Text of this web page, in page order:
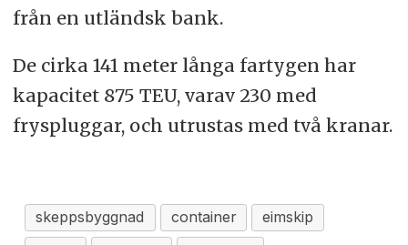
från en utländsk bank.
De cirka 141 meter långa fartygen har
kapacitet 875 TEU, varav 230 med
fryspluggar, och utrustas med två kranar.
skeppsbyggnad container
eimskip